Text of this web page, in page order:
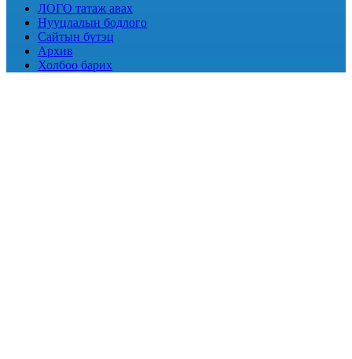
ЛОГО татаж авах
Нууцлалын бодлого
Сайтын бүтэц
Архив
Холбоо барих